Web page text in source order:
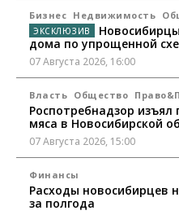
Бизнес Недвижимость
дома по упрощенной
07 Августа 2026, 16:00
Власть Общество
Роспотребнадзор
мяса в Новосибирской
07 Августа 2026, 15:00
Финансы
Расходы новосибирцев
за полгода